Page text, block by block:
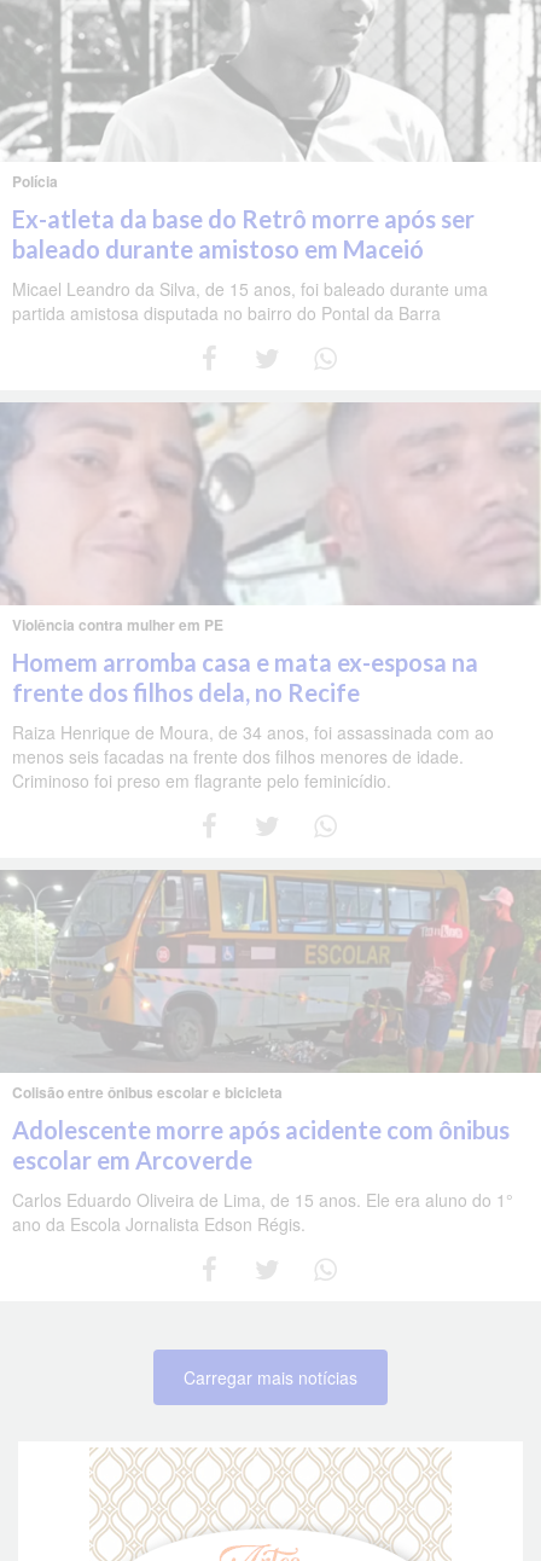
Polícia
Ex-atleta da base do Retrô morre após ser
baleado durante amistoso em Maceió
Micael Leandro da Silva, de 15 anos, foi baleado durante uma
partida amistosa disputada no bairro do Pontal da Barra
Violência contra mulher em PE
Homem arromba casa e mata ex-esposa na
frente dos filhos dela, no Recife
Raiza Henrique de Moura, de 34 anos, foi assassinada com ao
menos seis facadas na frente dos filhos menores de idade.
Criminoso foi preso em flagrante pelo feminicídio.
Colisão entre ônibus escolar e bicicleta
Adolescente morre após acidente com ônibus
escolar em Arcoverde
Carlos Eduardo Oliveira de Lima, de 15 anos. Ele era aluno do 1°
ano da Escola Jornalista Edson Régis.
Carregar mais notícias